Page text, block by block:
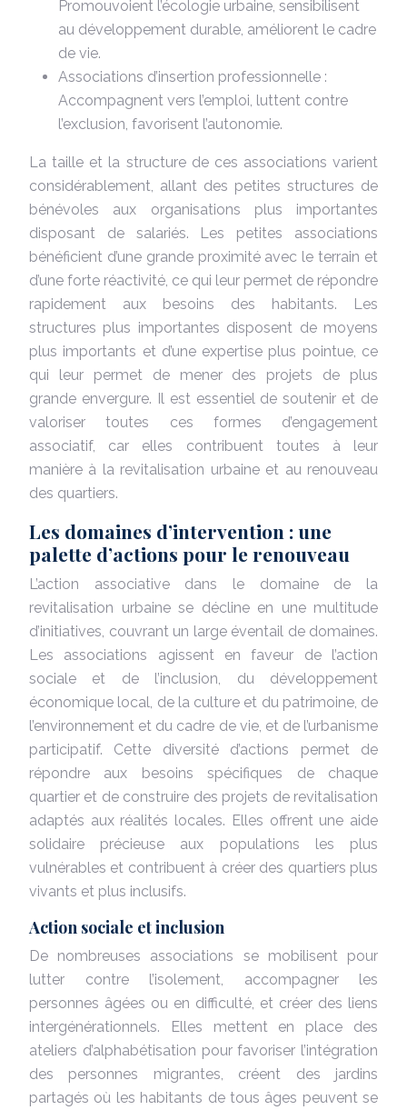
Promouvoient l’écologie urbaine, sensibilisent
au développement durable, améliorent le cadre
de vie.
Associations d’insertion professionnelle :
Accompagnent vers l’emploi, luttent contre
l’exclusion, favorisent l’autonomie.
La taille et la structure de ces associations varient
considérablement, allant des petites structures de
bénévoles aux organisations plus importantes
disposant de salariés. Les petites associations
bénéficient d’une grande proximité avec le terrain et
d’une forte réactivité, ce qui leur permet de répondre
rapidement aux besoins des habitants. Les
structures plus importantes disposent de moyens
plus importants et d’une expertise plus pointue, ce
qui leur permet de mener des projets de plus
grande envergure. Il est essentiel de soutenir et de
valoriser toutes ces formes d’engagement
associatif, car elles contribuent toutes à leur
manière à la revitalisation urbaine et au renouveau
des quartiers.
Les domaines d’intervention : une
palette d’actions pour le renouveau
L’action associative dans le domaine de la
revitalisation urbaine se décline en une multitude
d’initiatives, couvrant un large éventail de domaines.
Les associations agissent en faveur de l’action
sociale et de l’inclusion, du développement
économique local, de la culture et du patrimoine, de
l’environnement et du cadre de vie, et de l’urbanisme
participatif. Cette diversité d’actions permet de
répondre aux besoins spécifiques de chaque
quartier et de construire des projets de revitalisation
adaptés aux réalités locales. Elles offrent une aide
solidaire précieuse aux populations les plus
vulnérables et contribuent à créer des quartiers plus
vivants et plus inclusifs.
Action sociale et inclusion
De nombreuses associations se mobilisent pour
lutter contre l’isolement, accompagner les
personnes âgées ou en difficulté, et créer des liens
intergénérationnels. Elles mettent en place des
ateliers d’alphabétisation pour favoriser l’intégration
des personnes migrantes, créent des jardins
partagés où les habitants de tous âges peuvent se